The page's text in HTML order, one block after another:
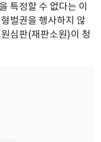
특정할 수 없다는 이
벌권을 행사하지 않
심판(재판소원)이 청